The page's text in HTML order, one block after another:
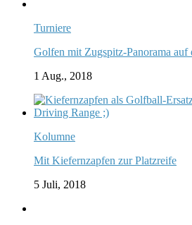
Turniere
Golfen mit Zugspitz-Panorama
1 Aug., 2018
Kolumne
Mit Kiefernzapfen zur Platzreife
5 Juli, 2018